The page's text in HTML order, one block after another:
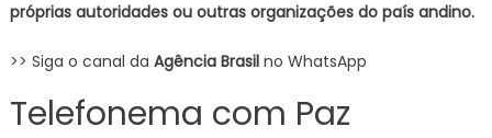
próprias autoridades ou outras organizações do país andino.
>> Siga o canal da Agência Brasil no WhatsApp
Telefonema com Paz